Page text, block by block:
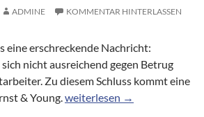
ADMINE KOMMENTAR HINTERLASSEN
eine erschreckende Nachricht:
nicht ausreichend gegen Betrug
Zu diesem Schluss kommt eine
& Young.Betrug von innen: Banken
weiterlesen →